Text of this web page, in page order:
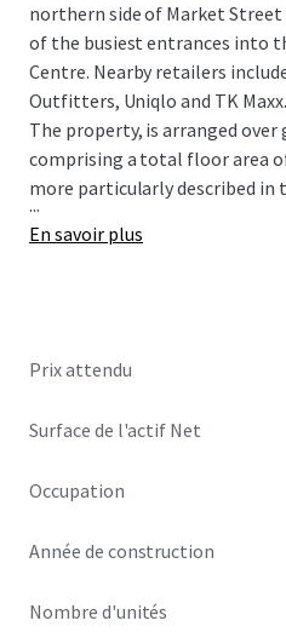
northern side of Market
of the busiest entrances into
Centre. Nearby retailers
Outfitters, Uniqlo and TK Maxx.
The property, is arranged
comprising a total floor area
more particularly described in
...
En savoir plus
Prix attendu
Surface de l'actif Net
Occupation
Année de construction
Nombre d'unités